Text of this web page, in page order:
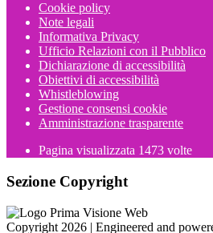
Cookie policy
Note legali
Informativa Privacy
Ufficio Relazioni con il Pubblico
Dichiarazione di accessibilità
Obiettivi di accessibilità
Whistleblowing
Gestione consensi cookie
Amministrazione trasparente
Pagina visualizzata 1473 volte
Sezione Copyright
Copyright 2026 | Engineered and